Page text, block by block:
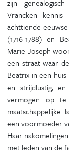
zijn
Vrancken
achttiende-
(1716-1788) en
Marie Joseph
een straat waar
Beatrix in een
en strijdlustig,
vermogen op
een voormoeder
Haar
met leden van de